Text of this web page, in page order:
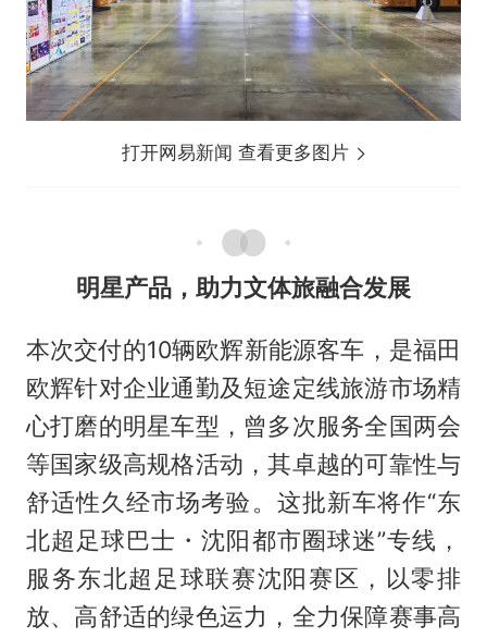
打开网易新闻 查看更多图片
明星产品，助力文体旅融合发展
本次交付的10辆欧辉新能源客车，是福田
欧辉针对企业通勤及短途定线旅游市场精
心打磨的明星车型，曾多次服务全国两会
等国家级高规格活动，其卓越的可靠性与
舒适性久经市场考验。这批新车将作“东
北超足球巴士・沈阳都市圈球迷”专线，
服务东北超足球联赛沈阳赛区，以零排
放、高舒适的绿色运力，全力保障赛事高